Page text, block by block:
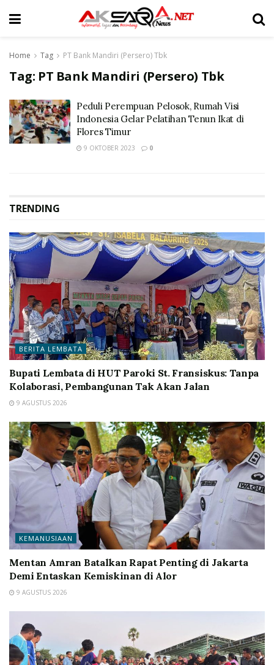
Home Tag PT Bank Mandiri (Persero) Tbk
Tag: PT Bank Mandiri (Persero) Tbk
Peduli Perempuan Pelosok, Rumah Visi
Indonesia Gelar Pelatihan Tenun Ikat di
Flores Timur
9 OKTOBER 2023 0
TRENDING
BERITA LEMBATA
Bupati Lembata di HUT Paroki St. Fransiskus: Tanpa
Kolaborasi, Pembangunan Tak Akan Jalan
9 AGUSTUS 2026
KEMANUSIAAN
Mentan Amran Batalkan Rapat Penting di Jakarta
Demi Entaskan Kemiskinan di Alor
9 AGUSTUS 2026